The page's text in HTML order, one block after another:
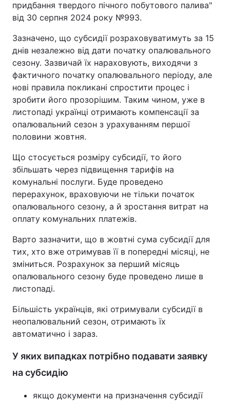
придбання твердого пічного побутового палива"
від 30 серпня 2024 року №993.
Зазначено, що субсидії розраховуватимуть за 15
днів незалежно від дати початку опалювального
сезону. Зазвичай їх нараховують, виходячи з
фактичного початку опалювального періоду, але
нові правила покликані спростити процес і
зробити його прозорішим. Таким чином, уже в
листопаді українці отримають компенсації за
опалювальний сезон з урахуванням першої
половини жовтня.
Що стосується розміру субсидії, то його
збільшать через підвищення тарифів на
комунальні послуги. Буде проведено
перерахунок, враховуючи не тільки початок
опалювального сезону, а й зростання витрат на
оплату комунальних платежів.
Варто зазначити, що в жовтні сума субсидії для
тих, хто вже отримував її в попередні місяці, не
зміниться. Розрахунок за перший місяць
опалювального сезону буде проведено лише в
листопаді.
Більшість українців, які отримували субсидії в
неопалювальний сезон, отримають їх
автоматично і зараз.
У яких випадках потрібно подавати заявку
на субсидію
якщо документи на призначення субсидії